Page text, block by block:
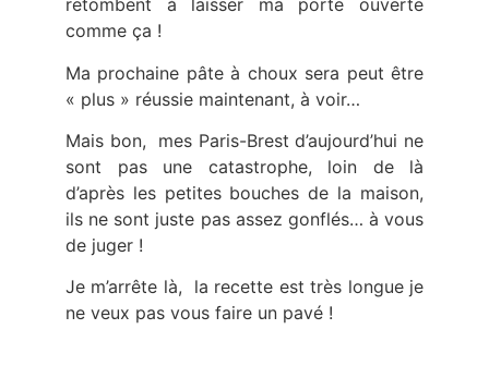
retombent à laisser ma porte ouverte
comme ça !
Ma prochaine pâte à choux sera peut être
« plus » réussie maintenant, à voir…
Mais bon, mes Paris-Brest d’aujourd’hui ne
sont pas une catastrophe, loin de là
d’après les petites bouches de la maison,
ils ne sont juste pas assez gonflés… à vous
de juger !
Je m’arrête là, la recette est très longue je
ne veux pas vous faire un pavé !